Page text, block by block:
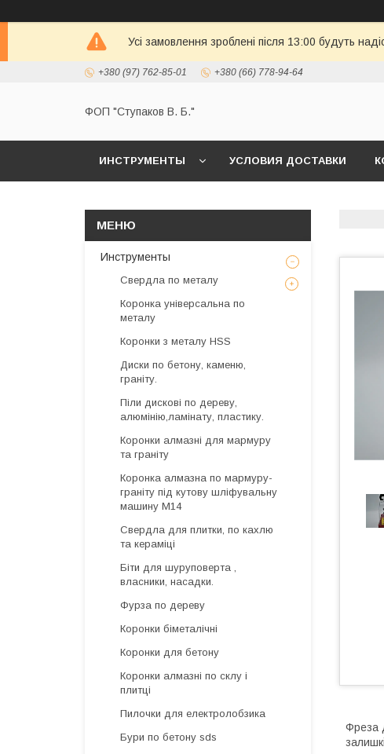
Усі замовлення зроблені після 13:00 будуть
+380 (97) 762-85-01 +380 (66) 778-94-64
ФОП "Ступаков В. Б."
ИНСТРУМЕНТЫ УСЛОВИЯ ДОСТАВКИ
Фреза
Инструменты
Свердла по металу
Коронка універсальна по
металу
Коронки з металу HSS
Диски по бетону, каменю,
граніту.
Піли дискові по дереву,
алюмінію,ламінату, пластику.
Коронки алмазні для мармуру
та граніту
Коронка алмазна по мармуру-
граніту під кутову шліфувальну
машину М14
Свердла для плитки, по кахлю
та кераміці
Біти для шуруповерта ,
власники, насадки.
Фурза по дереву
Коронки біметалічні
Коронки для бетону
Коронки алмазні по склу і
плитці
Пилочки для електролобзика
Бури по бетону sds